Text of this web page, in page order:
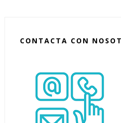
CONTACTA CON